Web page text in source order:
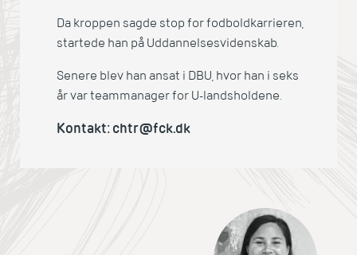
Da kroppen sagde stop for fodboldkarrieren,
startede han på Uddannelsesvidenskab.
Senere blev han ansat i DBU, hvor han i seks
år var teammanager for U-landsholdene.
Kontakt: chtr@fck.dk